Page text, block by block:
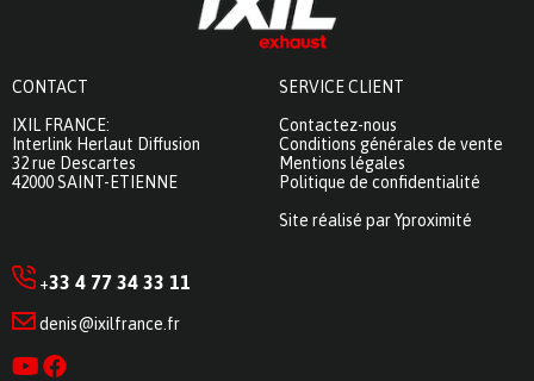
CONTACT
IXIL FRANCE:
Interlink Herlaut Diffusion
32 rue Descartes
42000 SAINT-ETIENNE
SERVICE CLIENT
Contactez-nous
Conditions générales de vente
Mentions légales
Politique de confidentialité
Site réalisé par Yproximité
+33 4 77 34 33 11
denis@ixilfrance.fr